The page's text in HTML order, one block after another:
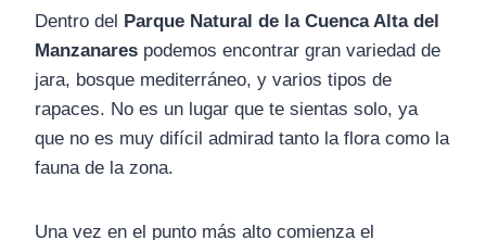
Dentro del
Parque Natural de la Cuenca Alta del
Manzanares podemos encontrar gran variedad de
jara, bosque mediterráneo, y varios tipos de
rapaces. No es un lugar que te sientas solo, ya
que no es muy difícil admirad tanto la flora como la
fauna de la zona.
Una vez en el punto más alto comienza el